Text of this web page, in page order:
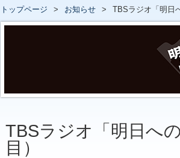
トップページ お知らせ TBSラジオ「明日
TBSラジオ「明日へ
目）